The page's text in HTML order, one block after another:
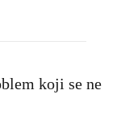
koji se ne